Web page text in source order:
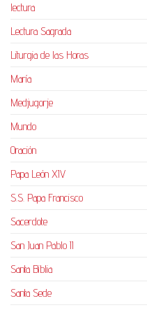
lectura
Lectura Sagrada
Liturgia de las Horas
María
Medjugorje
Mundo
Oración
Papa León XIV
S.S. Papa Francisco
Sacerdote
San Juan Pablo II
Santa Biblia
Santa Sede